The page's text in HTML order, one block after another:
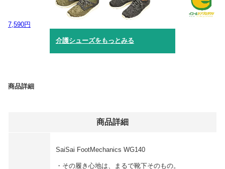
7,590円
介護シューズをもっとみる
商品詳細
商品詳細
SaiSai FootMechanics WG140
・その履き心地は、まるで靴下そのもの。